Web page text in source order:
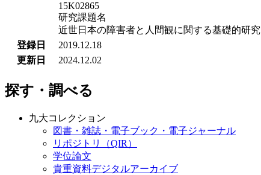
15K02865
研究課題名
近世日本の障害者と人間観に関する基礎的研究
登録日
2019.12.18
更新日
2024.12.02
探す・調べる
九大コレクション
図書・雑誌・電子ブック・電子ジャーナル
リポジトリ（QIR）
学位論文
貴重資料デジタルアーカイブ